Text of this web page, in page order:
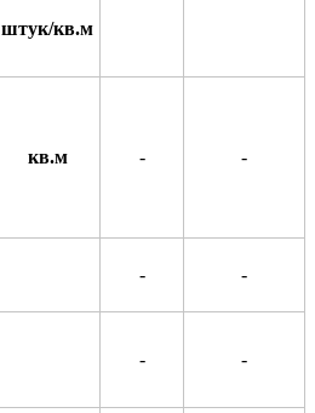
штук/кв.м
кв.м - -
- -
- -